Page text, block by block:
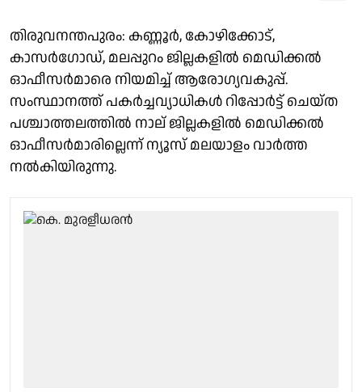
തിരുവനന്തപുരം: കണ്ണൂർ, കോഴിക്കോട്,
കാസർഗോഡ്, മലപ്പുറം ജില്ലകളിൽ മെഡിക്കൽ
ഓഫീസർമാരെ നിയമിച്ച് ആരോഗ്യവകുപ്പ്.
സംസ്ഥാനത്ത് പകർച്ചവ്യാധികൾ റിപ്പോർട്ട് ചെയ്ത
പശ്ചാത്തലത്തിൽ നാല് ജില്ലകളിൽ മെഡിക്കൽ
ഓഫീസർമാരില്ലെന്ന് ന്യൂസ് മലയാളം വാർത്ത
നൽകിയിരുന്നു.